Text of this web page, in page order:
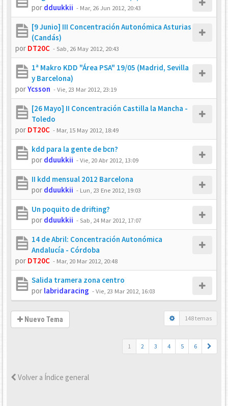
por dduukkii - Mar, 26 Jun 2012, 20:43
[9 Junio] III Concentración Autonómica Asturias
(Candás)
por DT20C -Sab, 26 May 2012, 20:43
1ª Makro KDD "Área PSA" 19/05 (Madrid, Sevilla
y Barcelona)
porYcsson -Vie, 23 Mar 2012, 23:19
[26 Mayo] II Concentración Castilla la Mancha -
Toledo
por DT20C - Mar, 15 May 2012, 18:49
kdd para la gente de bcn?
por dduukkii -Vie, 20 Abr 2012, 13:09
II kdd mensual 2012 Barcelona
por dduukkii - Lun, 23 Ene 2012, 19:03
Un poquito de drifting?
por dduukkii -Sab, 24 Mar 2012, 17:07
14 de Abril: Concentración Autonómica
Andalucía - Córdoba
por DT20C - Mar, 20 Mar 2012, 20:48
Salida tramera zona centro
por labridaracing -Vie, 23 Mar 2012, 16:03
Nuevo Tema 148 temas
1 2 3 4 5 6
Volver a Índice general